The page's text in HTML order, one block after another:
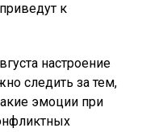
к
настроение
следить за тем,
эмоции при